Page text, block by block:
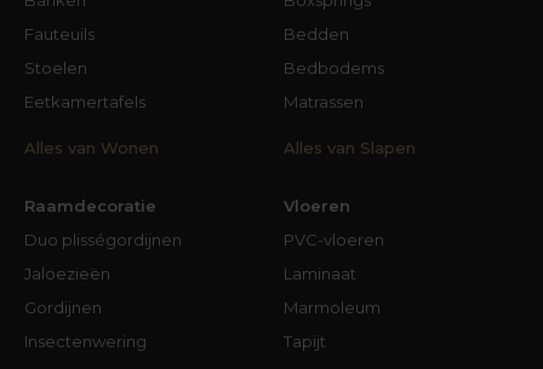
Fauteuils
Stoelen
Eetkamertafels
Alles van Wonen
Bedden
Bedbodems
Matrassen
Alles van Slapen
Raamdecoratie
Duo plisségordijnen
Jaloezieën
Gordijnen
Insectenwering
Vloeren
PVC-vloeren
Laminaat
Marmoleum
Tapijt